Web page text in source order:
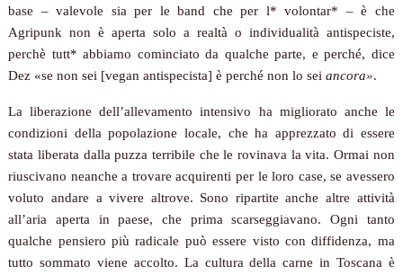
base –valevole sia per le band che per l* volontar* –è che
Agripunk non è aperta solo a realtà o individualità antispeciste,
perchè tutt* abbiamo cominciato da qualche parte, e perché, dice
Dez «se non sei [vegan antispecista] è perché non lo seiancora».
La liberazione dell’allevamento intensivo ha migliorato anche le
condizioni della popolazione locale, che ha apprezzato di essere
stata liberata dalla puzza terribile che le rovinava la vita. Ormai non
riuscivano neanche a trovare acquirenti per le loro case, se avessero
voluto andare a vivere altrove. Sono ripartite anche altre attività
all’aria aperta in paese, che prima scarseggiavano. Ogni tanto
qualche pensiero più radicale può essere visto con diffidenza, ma
tutto sommato viene accolto. La cultura della carne in Toscana è